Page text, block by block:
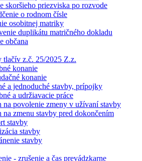
skoršieho priezviska po rozvode
o rodnom čísle
osobitnej matriky
duplikátu matričného dokladu
občana
tlačív z.č. 25/2025 Z.z.
konanie
konanie
a jednoduché stavby, prípojky
a udržiavacie práce
na povolenie zmeny v užívaní stavby
na zmenu stavby pred dokončením
stavby
stavby
stavby
- zrušenie a čas prevádzkarne